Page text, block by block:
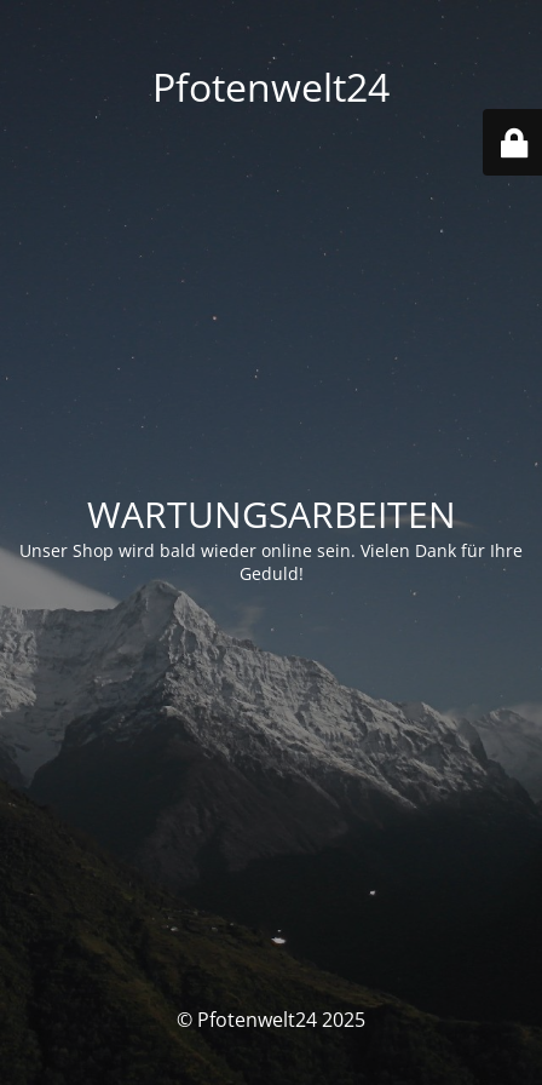
Pfotenwelt24
WARTUNGSARBEITEN
Unser Shop wird bald wieder online sein. Vielen Dank für Ihre
Geduld!
© Pfotenwelt24 2025